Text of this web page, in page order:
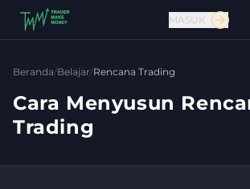
MASUK
Beranda/Belajar/Rencana Trading
Cara Menyusun
Trading